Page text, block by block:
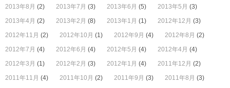
2013年8月 (2) 2013年7月 (3) 2013年6月 (5) 2013年5月 (3)
2013年4月 (2) 2013年2月 (8) 2013年1月 (1) 2012年12月 (3)
2012年11月 (2) 2012年10月 (1) 2012年9月 (4) 2012年8月 (2)
2012年7月 (4) 2012年6月 (4) 2012年5月 (4) 2012年4月 (4)
2012年3月 (1) 2012年2月 (3) 2012年1月 (4) 2011年12月 (2)
2011年11月 (4) 2011年10月 (2) 2011年9月 (3) 2011年8月 (3)